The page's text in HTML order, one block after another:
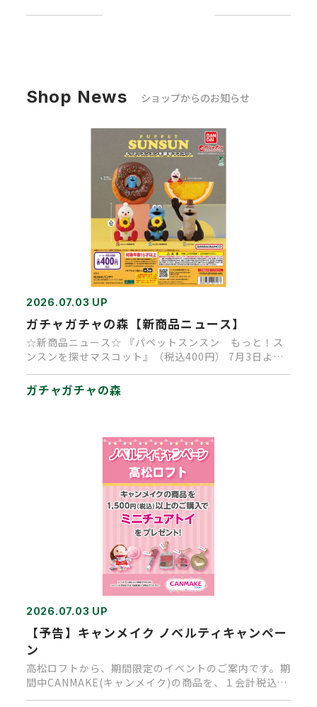
Shop News ショップからのお知らせ
2026.07.03 UP
ガチャガチャの森【新商品ニュース】
☆新商品ニュース☆ 『パペットスンスン もっと！ス
ンスンを探せマスコット』（税込400円） 7月3日より
ガチャガチャの森
2026.07.03 UP
【予告】キャンメイク ノベルティキャンペー
ン
高松ロフトから、期間限定のイベントのご案内です。期
間中CANMAKE(キャンメイク)の商品を、１会計税込